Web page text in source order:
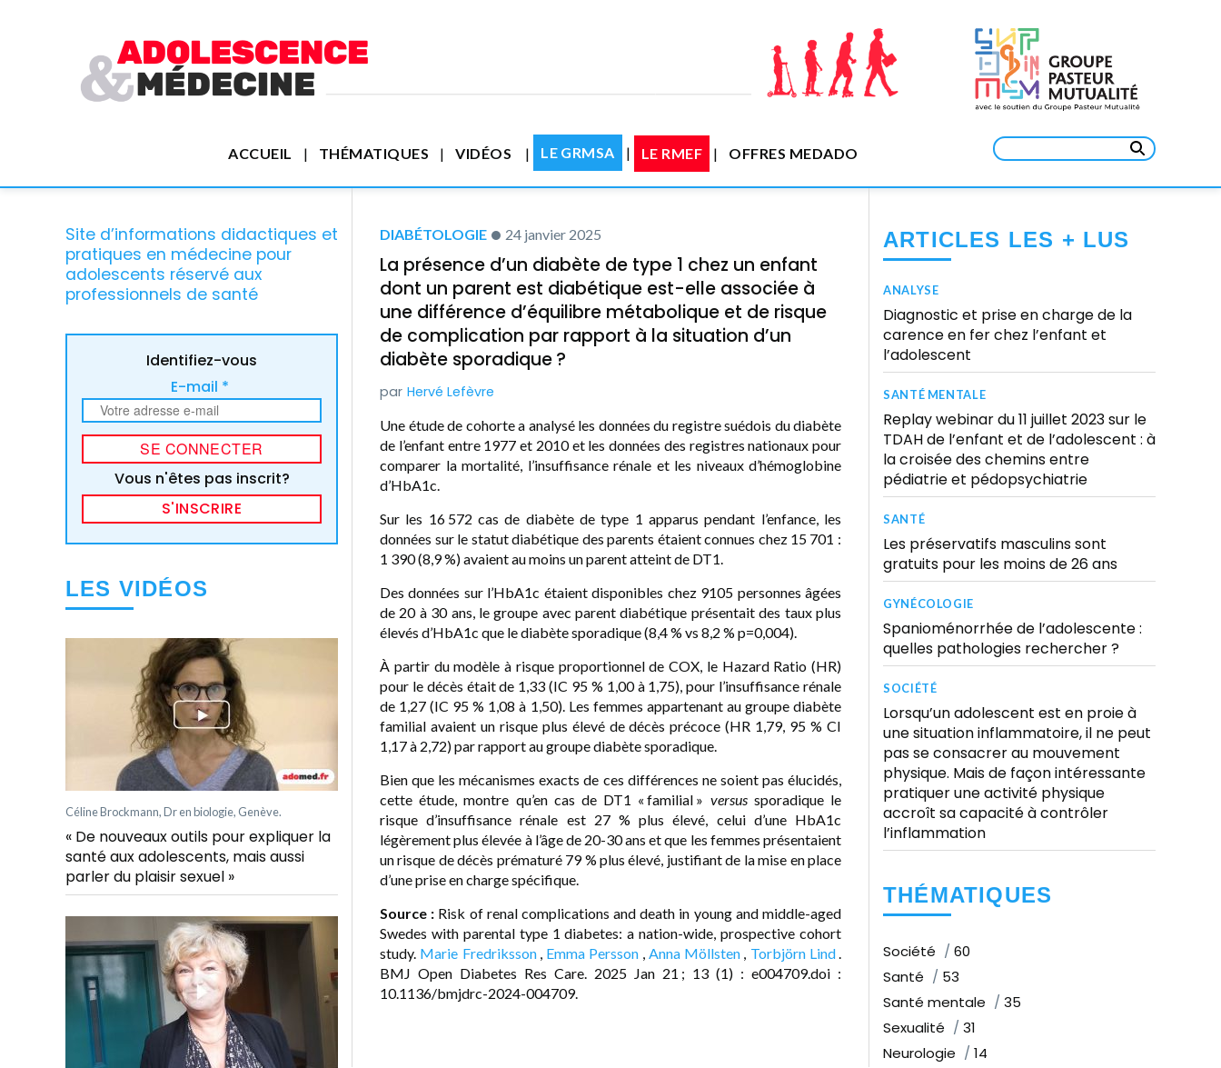
ACCUEIL THÉMATIQUES VIDÉOS LE GRMSA LE RMEF OFFRES MEDADO Rechercher :
Site d’informations didactiques et
pratiques en médecine pour
adolescents réservé aux
professionnels de santé
Identifiez-vous
E-mail *
Vous n'êtes pas inscrit?
S'INSCRIRE
LES VIDÉOS
Céline Brockmann, Dr en biologie, Genève.
« De nouveaux outils pour expliquer la
santé aux adolescents, mais aussi
parler du plaisir sexuel »
DIABÉTOLOGIE 24 janvier 2025
La présence d’un diabète de type 1 chez un enfant
dont un parent est diabétique est-elle associée à
une différence d’équilibre métabolique et de risque
de complication par rapport à la situation d’un
diabète sporadique ?
Hervé Lefèvre
Une étude de cohorte a analysé les données du registre suédois du diabète
de l’enfant entre 1977 et 2010 et les données des registres nationaux pour
comparer la mortalité, l’insuffisance rénale et les niveaux d’hémoglobine
d’HbA1c.
Sur les 16 572 cas de diabète de type 1 apparus pendant l’enfance, les
données sur le statut diabétique des parents étaient connues chez 15 701 :
1 390 (8,9 %) avaient au moins un parent atteint de DT1.
Des données sur l’HbA1c étaient disponibles chez 9105 personnes âgées
de 20 à 30 ans, le groupe avec parent diabétique présentait des taux plus
élevés d’HbA1c que le diabète sporadique (8,4 % vs 8,2 % p=0,004).
À partir du modèle à risque proportionnel de COX, le Hazard Ratio (HR)
pour le décès était de 1,33 (IC 95 % 1,00 à 1,75), pour l’insuffisance rénale
de 1,27 (IC 95 % 1,08 à 1,50). Les femmes appartenant au groupe diabète
familial avaient un risque plus élevé de décès précoce (HR 1,79, 95 % CI
1,17 à 2,72) par rapport au groupe diabète sporadique.
Bien que les mécanismes exacts de ces différences ne soient pas élucidés,
cette étude, montre qu’en cas de DT1 « familial » versussporadique le
risque d’insuffisance rénale est 27 % plus élevé, celui d’une HbA1c
légèrement plus élevée à l’âge de 20-30 ans et que les femmes présentaient
un risque de décès prématuré 79 % plus élevé, justifiant de la mise en place
d’une prise en charge spécifique.
Source : Risk of renal complications and death in young and middle-aged
Swedes with parental type 1 diabetes: a nation-wide, prospective cohort
study. Marie Fredriksson , Emma Persson , Anna Möllsten , Torbjörn Lind.
BMJ Open Diabetes Res Care. 2025 Jan 21 ; 13 (1) : e004709.doi :
10.1136/bmjdrc-2024-004709.
ARTICLES LES + LUS
ANALYSE
Diagnostic et prise en charge de la
carence en fer chez l’enfant et
l’adolescent
SANTÉ MENTALE
Replay webinar du 11 juillet 2023 sur le
TDAH de l’enfant et de l’adolescent : à
la croisée des chemins entre
pédiatrie et pédopsychiatrie
SANTÉ
Les préservatifs masculins sont
gratuits pour les moins de 26 ans
GYNÉCOLOGIE
Spanioménorrhée de l’adolescente :
quelles pathologies rechercher ?
SOCIÉTÉ
Lorsqu’un adolescent est en proie à
une situation inflammatoire, il ne peut
pas se consacrer au mouvement
physique. Mais de façon intéressante
pratiquer une activité physique
accroît sa capacité à contrôler
l’inflammation
THÉMATIQUES
Société
60
Santé
53
Santé mentale
35
Sexualité
31
Neurologie
14